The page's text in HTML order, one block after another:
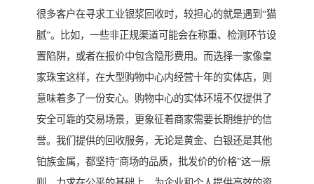
很多客户在寻求工业银浆回收时，较担心的就是遇到“猫
腻”。比如，一些非正规渠道可能会在称重、检测环节设
置陷阱，或者在报价中包含隐形费用。而选择一家像皇
家珠宝这样，在大型购物中心内经营十年的实体店，则
意味着多了一份安心。购物中心的实体环境不仅提供了
安全可靠的交易场景，更象征着商家需要长期维护的信
誉。我们提供的回收服务，无论是黄金、白银还是其他
铂族金属，都坚持“商场的品质，批发价的价格”这一原